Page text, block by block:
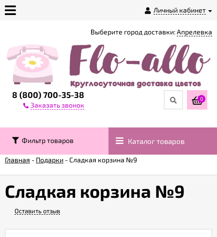
Личный кабинет
магазине
Доставка
Контакты
Гарантии
8 (800) 700-35-38
Заказать звонок
Выберите город доставки:Апрелевка
0
Фильтр товаров Каталог товаров
Главная - Подарки -Сладкая корзина №9
Сладкая корзина №9
Оставить отзыв